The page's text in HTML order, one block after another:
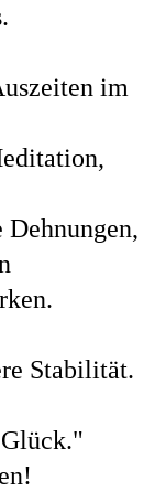
im
Stabilität.